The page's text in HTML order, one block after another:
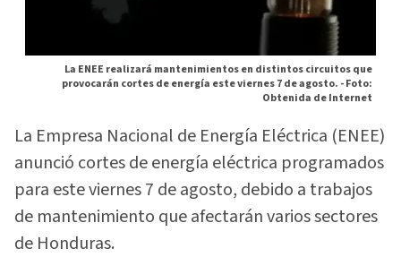
La ENEE realizará mantenimientos en distintos circuitos que
provocarán cortes de energía este viernes 7 de agosto. -Foto:
Obtenida de Internet
La Empresa Nacional de Energía Eléctrica (ENEE)
anunció cortes de energía eléctrica programados
para este viernes 7 de agosto, debido a trabajos
de mantenimiento que afectarán varios sectores
de Honduras.